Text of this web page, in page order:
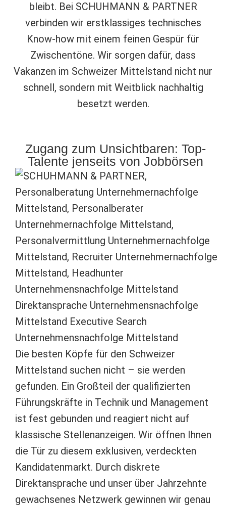
bleibt. Bei SCHUHMANN & PARTNER
verbinden wir erstklassiges technisches
Know-how mit einem feinen Gespür für
Zwischentöne. Wir sorgen dafür, dass
Vakanzen im Schweizer Mittelstand nicht nur
schnell, sondern mit Weitblick nachhaltig
besetzt werden.
Zugang zum Unsichtbaren: Top-
Talente jenseits von Jobbörsen
Die besten Köpfe für den Schweizer
Mittelstand suchen nicht – sie werden
gefunden. Ein Großteil der qualifizierten
Führungskräfte in Technik und Management
ist fest gebunden und reagiert nicht auf
klassische Stellenanzeigen. Wir öffnen Ihnen
die Tür zu diesem exklusiven, verdeckten
Kandidatenmarkt. Durch diskrete
Direktansprache und unser über Jahrzehnte
gewachsenes Netzwerk gewinnen wir genau